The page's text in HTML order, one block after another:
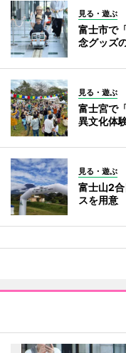
見る・遊ぶ
富士市で
念グッズ
見る・遊ぶ
富士宮で
異文化体
見る・遊ぶ
富士山2
スを用意